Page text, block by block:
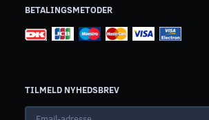
BETALINGSMETODER
TILMELD NYHEDSBREV
Email-